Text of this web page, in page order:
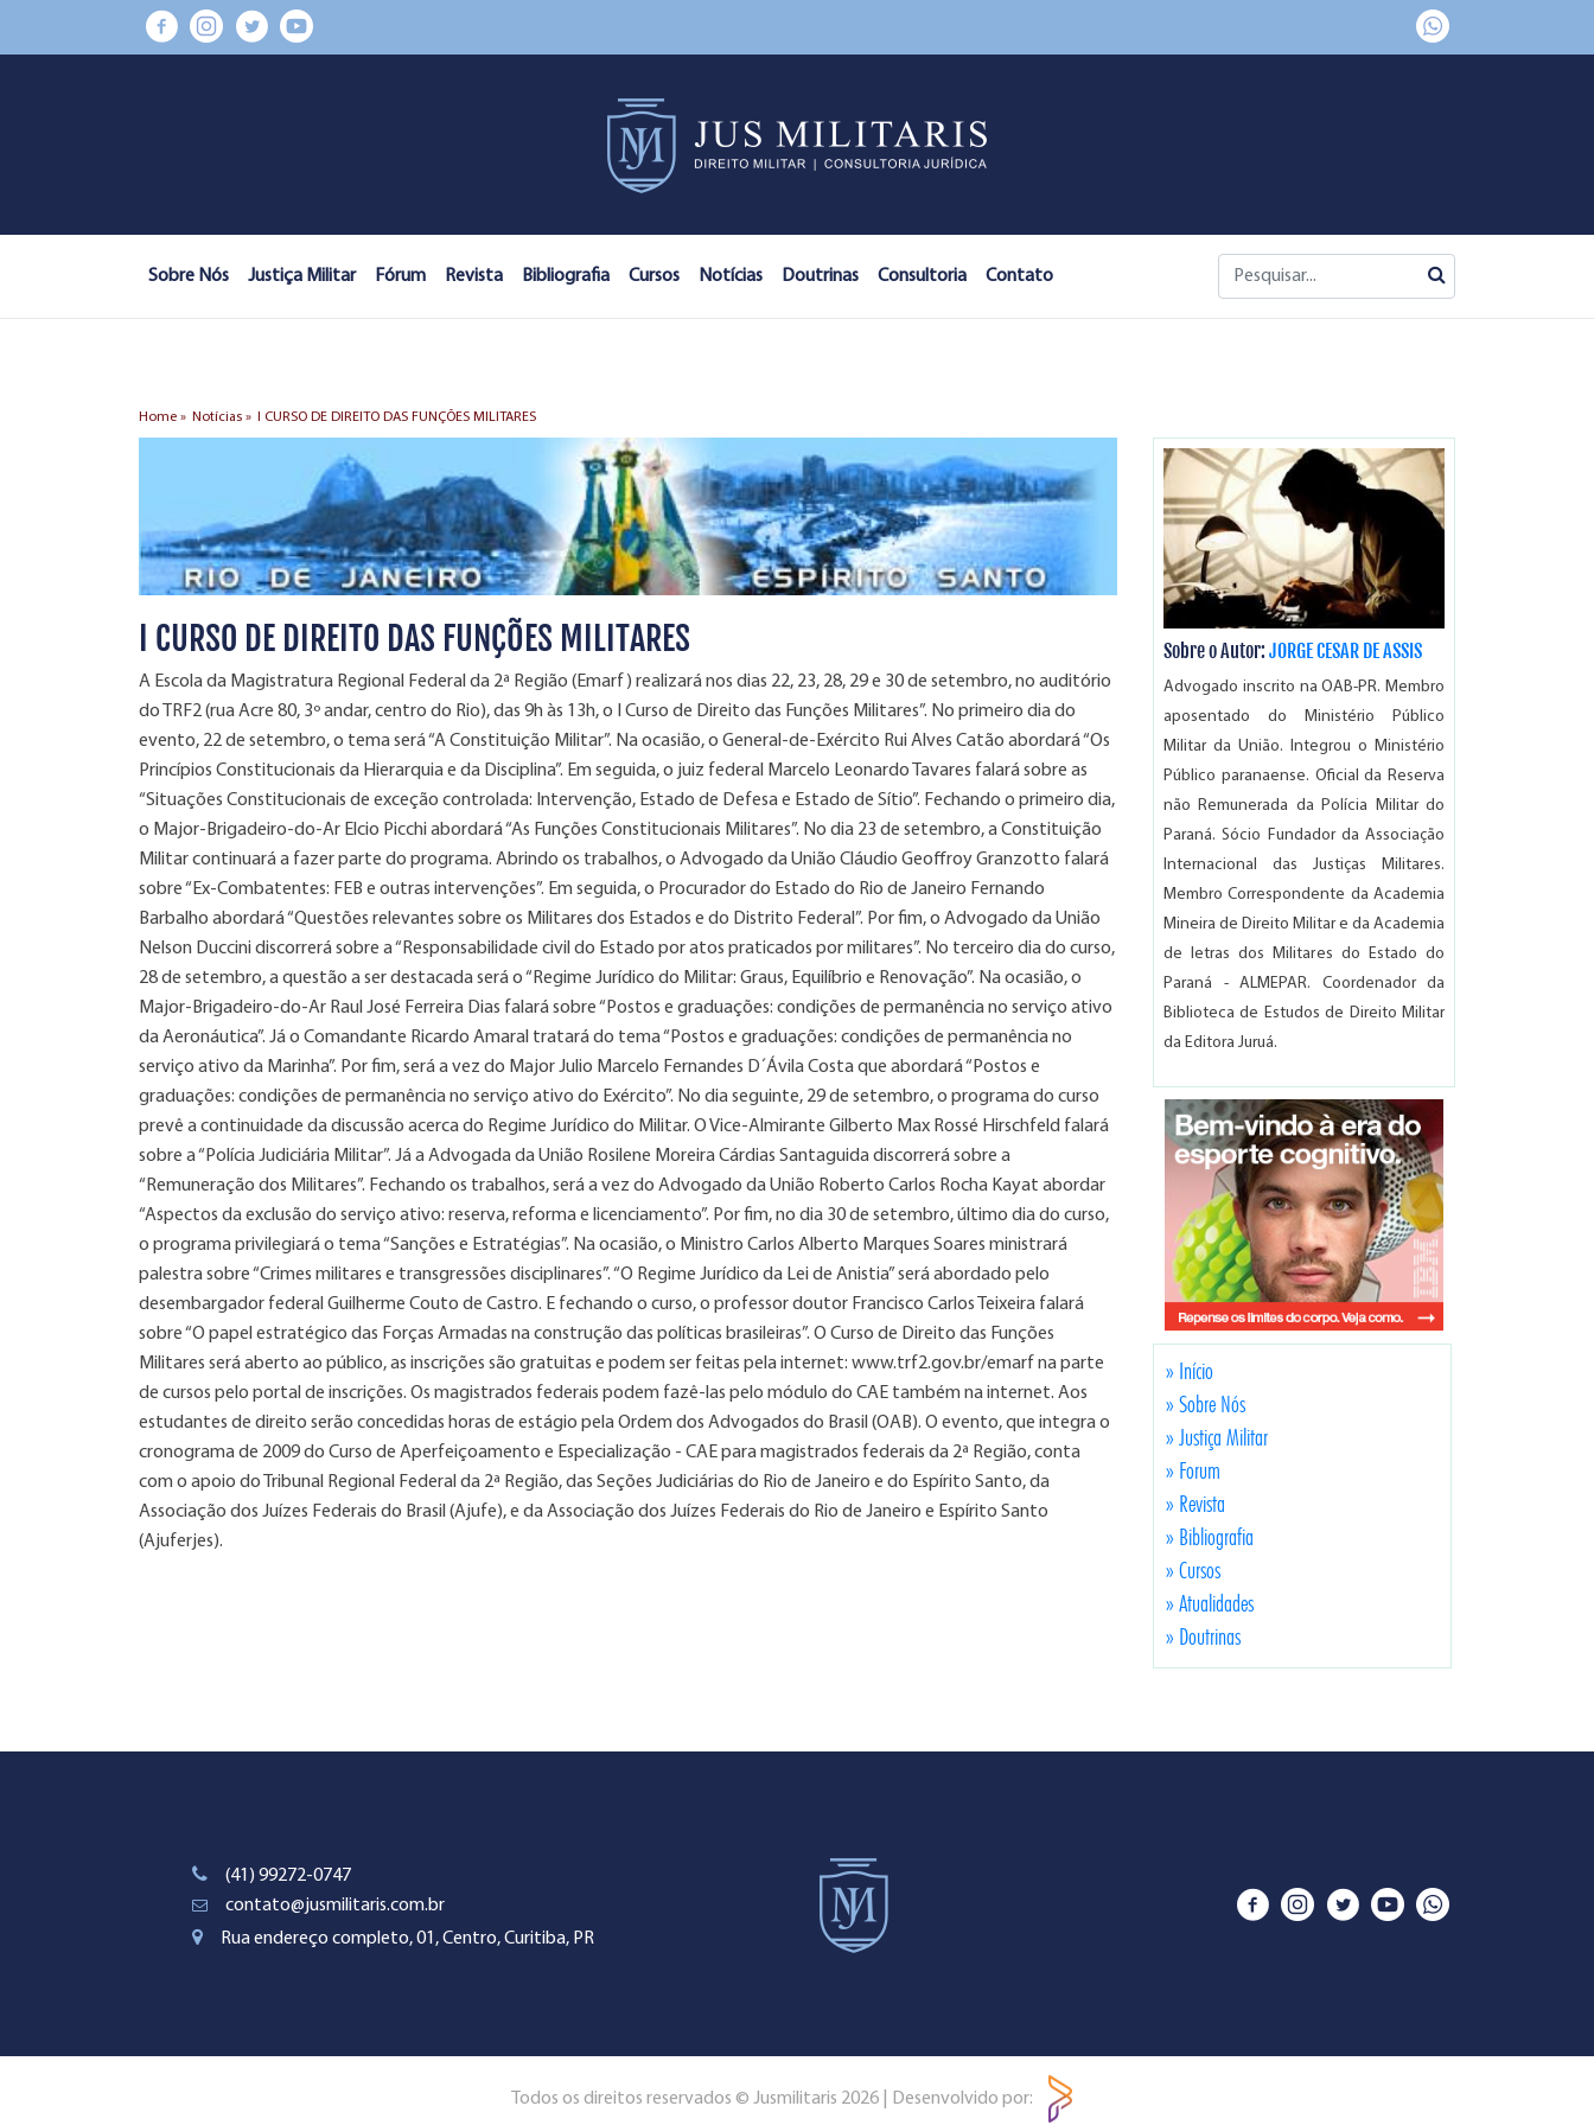
Sobre Nós Justiça Militar Fórum Revista Bibliografia Cursos Notícias Doutrinas Consultoria Contato
Home » Notícias » I CURSO DE DIREITO DAS FUNÇÕES MILITARES
I CURSO DE DIREITO DAS FUNÇÕES MILITARES
A Escola da Magistratura Regional Federal da 2ª Região (Emarf) realizará nos dias 22, 23, 28, 29 e 30 de setembro, no auditório
do TRF2 (rua Acre 80, 3º andar, centro do Rio), das 9h às 13h, o I Curso de Direito das Funções Militares”. No primeiro dia do
evento, 22 de setembro, o tema será “A Constituição Militar”. Na ocasião, o General-de-Exército Rui Alves Catão abordará “Os
Princípios Constitucionais da Hierarquia e da Disciplina”. Em seguida, o juiz federal Marcelo Leonardo Tavares falará sobre as
“Situações Constitucionais de exceção controlada: Intervenção, Estado de Defesa e Estado de Sítio”. Fechando o primeiro dia,
o Major-Brigadeiro-do-Ar Elcio Picchi abordará “As Funções Constitucionais Militares”. No dia 23 de setembro, a Constituição
Militar continuará a fazer parte do programa. Abrindo os trabalhos, o Advogado da União Cláudio Geoffroy Granzotto falará
sobre “Ex-Combatentes: FEB e outras intervenções”. Em seguida, o Procurador do Estado do Rio de Janeiro Fernando
Barbalho abordará “Questões relevantes sobre os Militares dos Estados e do Distrito Federal”. Por fim, o Advogado da União
Nelson Duccini discorrerá sobre a “Responsabilidade civil do Estado por atos praticados por militares”. No terceiro dia do curso,
28 de setembro, a questão a ser destacada será o “Regime Jurídico do Militar: Graus, Equilíbrio e Renovação”. Na ocasião, o
Major-Brigadeiro-do-Ar Raul José Ferreira Dias falará sobre “Postos e graduações: condições de permanência no serviço ativo
da Aeronáutica”. Já o Comandante Ricardo Amaral tratará do tema “Postos e graduações: condições de permanência no
serviço ativo da Marinha”. Por fim, será a vez do Major Julio Marcelo Fernandes D´Ávila Costa que abordará “Postos e
graduações: condições de permanência no serviço ativo do Exército”. No dia seguinte, 29 de setembro, o programa do curso
prevê a continuidade da discussão acerca do Regime Jurídico do Militar. O Vice-Almirante Gilberto Max Rossé Hirschfeld falará
sobre a “Polícia Judiciária Militar”. Já a Advogada da União Rosilene Moreira Cárdias Santaguida discorrerá sobre a
“Remuneração dos Militares”. Fechando os trabalhos, será a vez do Advogado da União Roberto Carlos Rocha Kayat abordar
“Aspectos da exclusão do serviço ativo: reserva, reforma e licenciamento”. Por fim, no dia 30 de setembro, último dia do curso,
o programa privilegiará o tema “Sanções e Estratégias”. Na ocasião, o Ministro Carlos Alberto Marques Soares ministrará
palestra sobre “Crimes militares e transgressões disciplinares”. “O Regime Jurídico da Lei de Anistia” será abordado pelo
desembargador federal Guilherme Couto de Castro. E fechando o curso, o professor doutor Francisco Carlos Teixeira falará
sobre “O papel estratégico das Forças Armadas na construção das políticas brasileiras”. O Curso de Direito das Funções
Militares será aberto ao público, as inscrições são gratuitas e podem ser feitas pela internet: www.trf2.gov.br/emarf na parte
de cursos pelo portal de inscrições. Os magistrados federais podem fazê-las pelo módulo do CAE também na internet. Aos
estudantes de direito serão concedidas horas de estágio pela Ordem dos Advogados do Brasil (OAB). O evento, que integra o
cronograma de 2009 do Curso de Aperfeiçoamento e Especialização - CAE para magistrados federais da 2ª Região, conta
com o apoio do Tribunal Regional Federal da 2ª Região, das Seções Judiciárias do Rio de Janeiro e do Espírito Santo, da
Associação dos Juízes Federais do Brasil (Ajufe), e da Associação dos Juízes Federais do Rio de Janeiro e Espírito Santo
(Ajuferjes).
Sobre o Autor:JORGE CESAR DE ASSIS
Advogado inscrito na OAB-PR. Membro
aposentado do Ministério Público
Militar da União. Integrou o Ministério
Público paranaense. Oficial da Reserva
não Remunerada da Polícia Militar do
Paraná. Sócio Fundador da Associação
Internacional das Justiças Militares.
Membro Correspondente da Academia
Mineira de Direito Militar e da Academia
de letras dos Militares do Estado do
Paraná - ALMEPAR. Coordenador da
Biblioteca de Estudos de Direito Militar
da Editora Juruá.
» Início
» Sobre Nós
» Justiça Militar
» Forum
» Revista
» Bibliografia
» Cursos
» Atualidades
» Doutrinas
(41) 99272-0747
contato@jusmilitaris.com.br
Rua endereço completo, 01, Centro, Curitiba, PR
Todos os direitos reservados © Jusmilitaris 2026 | Desenvolvido por: